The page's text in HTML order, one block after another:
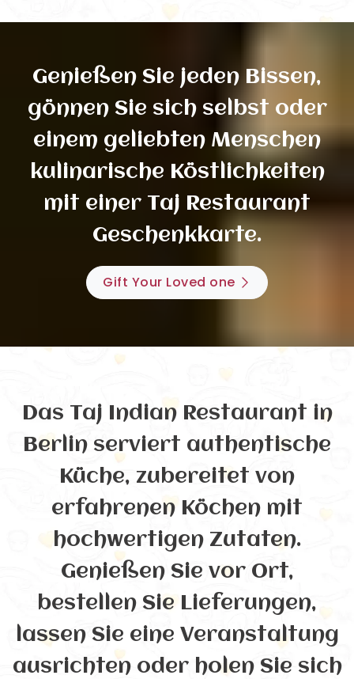
Genießen Sie jeden Bissen,
gönnen Sie sich selbst oder
einem geliebten Menschen
kulinarische Köstlichkeiten
mit einer Taj Restaurant
Geschenkkarte.
Gift Your Loved one
Das Taj Indian Restaurant in
Berlin serviert authentische
Küche, zubereitet von
erfahrenen Köchen mit
hochwertigen Zutaten.
Genießen Sie vor Ort,
bestellen Sie Lieferungen,
lassen Sie eine Veranstaltung
ausrichten oder holen Sie sich